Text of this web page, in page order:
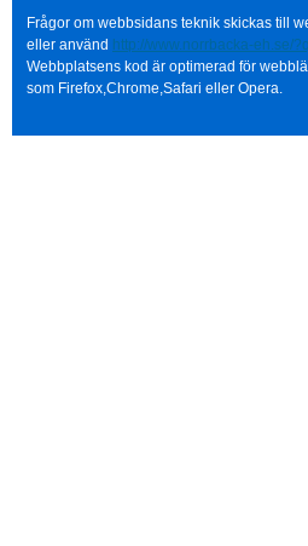
Frågor om webbsidans teknik skickas till
eller använd http://www.norrbacka-eh.se/
Webbplatsens kod är optimerad för
som Firefox,Chrome,Safari eller Opera.